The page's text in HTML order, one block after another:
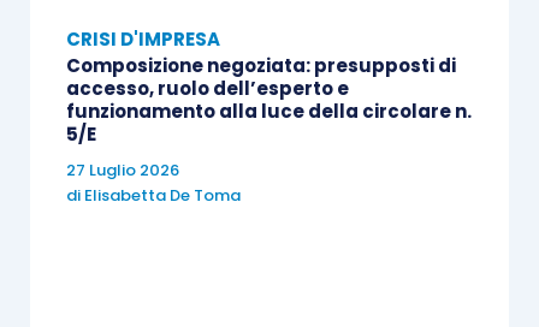
deposito di una domanda di accesso ad una
procedura concorsuale, in costanza di elementi
che rendano evidente la sussistenza dello stato
di insolvenza, segnala il persistere della
situazione di crisial referente, il quale ne deve
CRISI D'IMPRESA
Composizione negoziata: presupposti di
accesso, ruolo dell’esperto e
funzionamento alla luce della circolare n.
5/E
27 Luglio 2026
di Elisabetta De Toma